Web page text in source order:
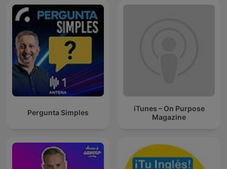
Pergunta Simples
iTunes – On Purpose
Magazine